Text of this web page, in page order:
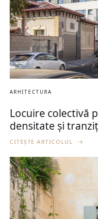
ARHITECTURA
Locuire colectivă
densitate și
CITEȘTE ARTICOLUL →